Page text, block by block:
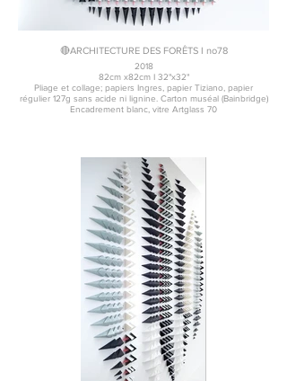
🔴ARCHITECTURE DES FORÊTS I no78
2018
82cm x82cm I 32"x32"
Pliage et collage; papiers Ingres, papier Tiziano, papier
régulier 127g sans acide ni lignine. Carton muséal (Bainbridge)
Encadrement blanc, vitre Artglass 70